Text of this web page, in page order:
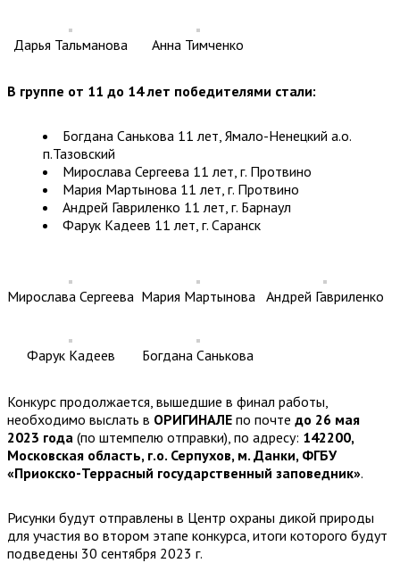
Дарья Тальманова Анна Тимченко
В группе от 11 до 14 лет победителями стали:
Богдана Санькова 11 лет, Ямало-Ненецкий а.о.
п.Тазовский
Мирослава Сергеева 11 лет, г. Протвино
Мария Мартынова 11 лет, г. Протвино
Андрей Гавриленко 11 лет, г. Барнаул
Фарук Кадеев 11 лет, г. Саранск
Мирослава Сергеева Мария Мартынова Андрей Гавриленко
Фарук Кадеев Богдана Санькова
Конкурс продолжается, вышедшие в финал работы,
необходимо выслать в ОРИГИНАЛЕ по почте до 26 мая
2023 года (по штемпелю отправки), по адресу: 142200,
Московская область, г.о. Серпухов, м. Данки, ФГБУ
«Приокско-Террасный государственный заповедник».
Рисунки будут отправлены в Центр охраны дикой природы
для участия во втором этапе конкурса, итоги которого будут
подведены 30 сентября 2023 г.